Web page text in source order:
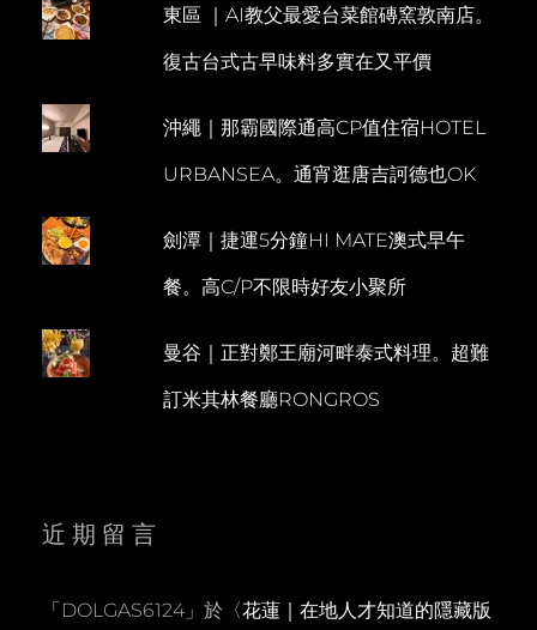
東區 ｜AI教父最愛台菜館磚窯敦南店。
復古台式古早味料多實在又平價
沖繩｜那霸國際通高CP值住宿HOTEL
URBANSEA。通宵逛唐吉訶德也OK
劍潭｜捷運5分鐘HI MATE澳式早午
餐。高C/P不限時好友小聚所
曼谷｜正對鄭王廟河畔泰式料理。超難
訂米其林餐廳RONGROS
近期留言
「DOLGAS6124」於〈花蓮｜在地人才知道的隱藏版